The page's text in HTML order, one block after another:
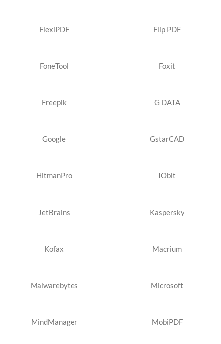
FlexiPDF Flip PDF
FoneTool Foxit
Freepik G DATA
Google GstarCAD
HitmanPro IObit
JetBrains Kaspersky
Kofax Macrium
Malwarebytes Microsoft
MindManager MobiPDF